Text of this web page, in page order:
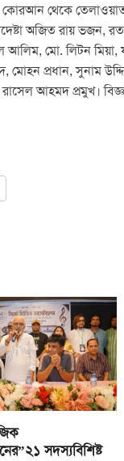
থেকে
অজিত রায়
মো. লিটন
প্রধান, সুনাম
আহমদ প্রমুখ।
সদস্যবিশিষ্ট